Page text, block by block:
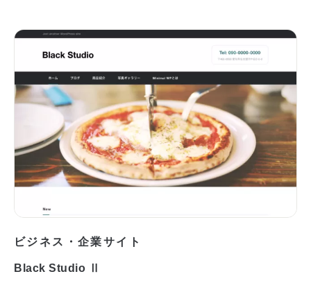
ビジネス・企業サイト
Black Studio Ⅱ